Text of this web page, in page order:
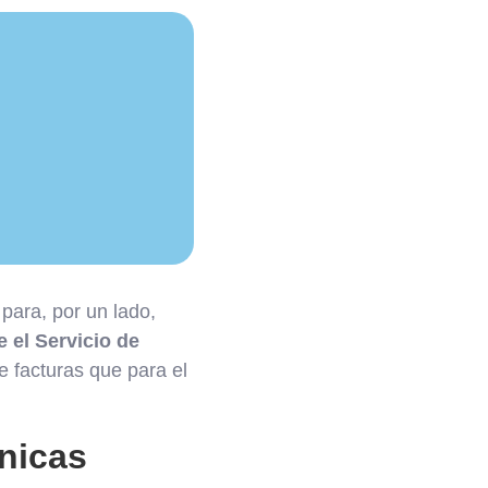
por un lado,
el Servicio de
facturas que para el